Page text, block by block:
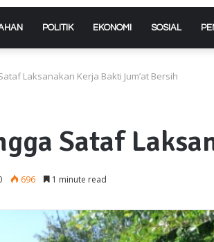
POLITIK EKONOMI SOSIAL
Laksanakan Kerja Bakti Jum’at Bersih
Sataf
696 1 minute read